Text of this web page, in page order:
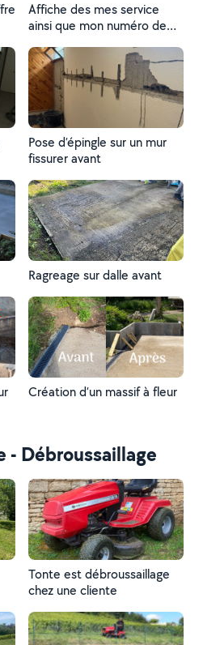
Affiche des mes service
ainsi que mon numéro de
ect..
Pose d’épingle sur un mur
fissurer avant
Ragreage sur dalle avant
Création d’un massif à fleur
- Débroussaillage
Tonte est débroussaillage
chez une cliente